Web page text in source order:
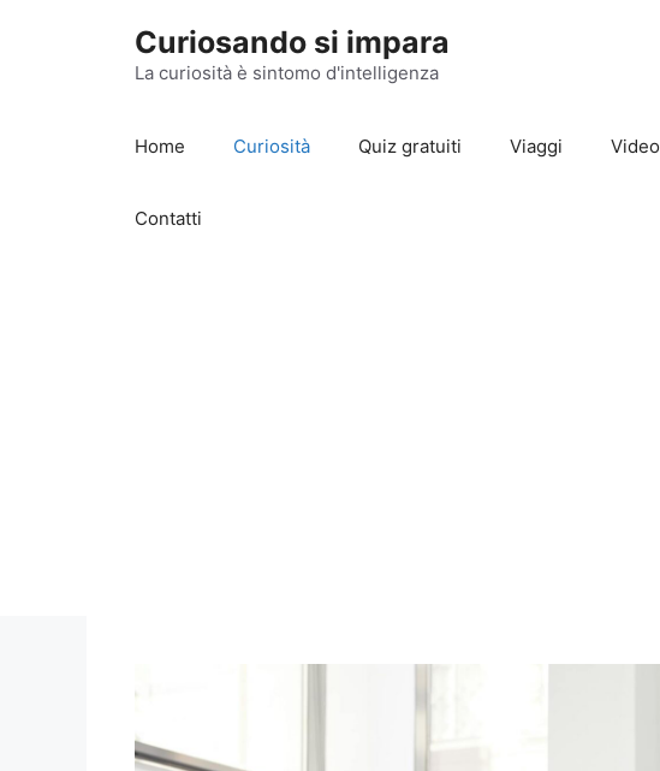
Curiosando si impara
La curiosità è sintomo d'intelligenza
Home Curiosità Quiz gratuiti Viaggi
Contatti